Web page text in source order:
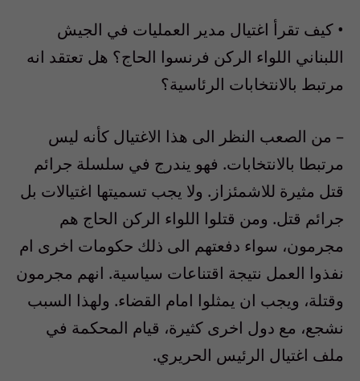
• كيف تقرأ اغتيال مدير العمليات في الجيش
اللبناني اللواء الركن فرنسوا الحاج؟ هل تعتقد انه
مرتبط بالانتخابات الرئاسية؟
– من الصعب النظر الى هذا الاغتيال كأنه ليس
مرتبطا بالانتخابات. فهو يندرج في سلسلة جرائم
قتل مثيرة للاشمئزاز. ولا يجب تسميتها اغتيالات بل
جرائم قتل. ومن قتلوا اللواء الركن الحاج هم
مجرمون، سواء دفعتهم الى ذلك حكومات اخرى ام
نفذوا العمل نتيجة اقتناعات سياسية. انهم مجرمون
وقتلة، ويجب ان يمثلوا امام القضاء. ولهذا السبب
نشجع، مع دول اخرى كثيرة، قيام المحكمة في
ملف اغتيال الرئيس الحريري.